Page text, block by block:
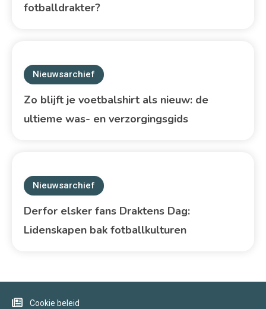
fotballdrakter?
Nieuwsarchief
Zo blijft je voetbalshirt als nieuw: de
ultieme was- en verzorgingsgids
Nieuwsarchief
Derfor elsker fans Draktens Dag:
Lidenskapen bak fotballkulturen
Cookie beleid